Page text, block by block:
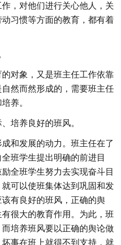
，对他们进行关心他人，关
习惯等方面的教育，都有着
对象，又是班主任工作依靠
然而然形成的，需要班主任
养。
培养良好的班风。
和发展的动力。班主任在了
班学生提出明确的前进目
全班学生努力去实现奋斗目
可以使班集体达到巩固和发
有良好的班风，正确的舆
很大的教育作用。为此，班
培养班风要以正确的舆论做
事在班上就得不到支持，就